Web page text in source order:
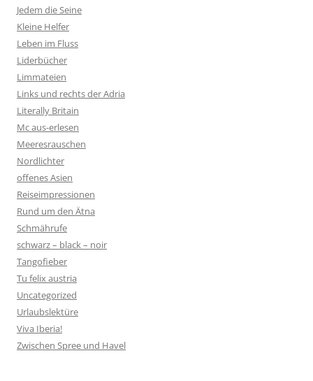
Jedem die Seine
Kleine Helfer
Leben im Fluss
Liderbücher
Limmateien
Links und rechts der Adria
Literally Britain
Mc aus-erlesen
Meeresrauschen
Nordlichter
offenes Asien
Reiseimpressionen
Rund um den Ätna
Schmährufe
schwarz – black – noir
Tangofieber
Tu felix austria
Uncategorized
Urlaubslektüre
Viva Iberia!
Zwischen Spree und Havel